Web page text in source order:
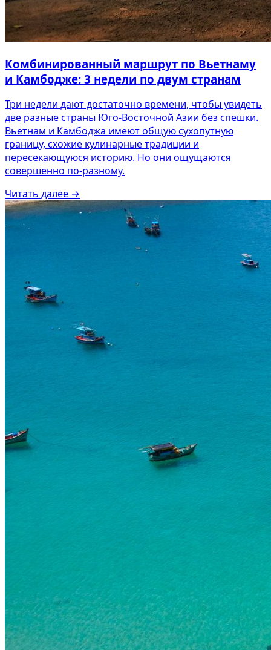
Комбинированный маршрут по Вьетнаму
и Камбодже: 3 недели по двум странам
Три недели дают достаточно времени, чтобы увидеть
две разные страны Юго-Восточной Азии без спешки.
Вьетнам и Камбоджа имеют общую сухопутную
границу, схожие кулинарные традиции и
пересекающуюся историю. Но они ощущаются
совершенно по-разному.
Читать далее →